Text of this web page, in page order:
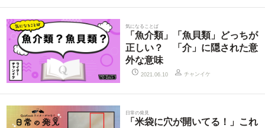
気になることば
「魚介類」「魚貝類」どっちが
正しい？ 「介」に隠された意
外な意味
2021.06.10 チャンイケ
日常の発見
「米袋に穴が開いてる！」これ